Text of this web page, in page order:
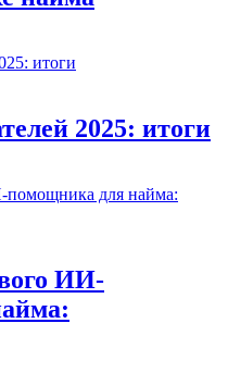
2025: итоги
ИИ-